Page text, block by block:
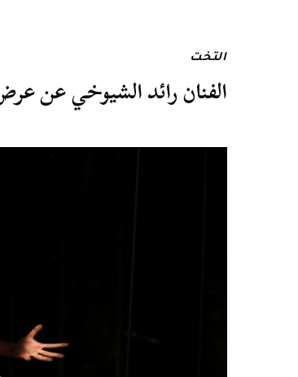
التخت
الفنان رائد الشيوخي عن